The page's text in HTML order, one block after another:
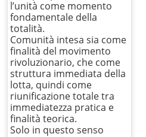
l’unità come momento
fondamentale della
totalità.
Comunità intesa sia come
finalità del movimento
rivoluzionario, che come
struttura immediata della
lotta, quindi come
riunificazione totale tra
immediatezza pratica e
finalità teorica.
Solo in questo senso